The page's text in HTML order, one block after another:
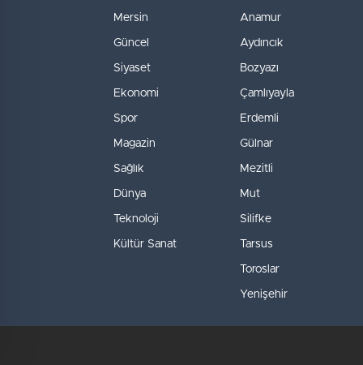
Mersin
Güncel
Siyaset
Ekonomi
Spor
Magazin
Sağlık
Dünya
Teknoloji
Kültür Sanat
Anamur
Aydıncık
Bozyazı
Çamlıyayla
Erdemli
Gülnar
Mezitli
Mut
Silifke
Tarsus
Toroslar
Yenişehir